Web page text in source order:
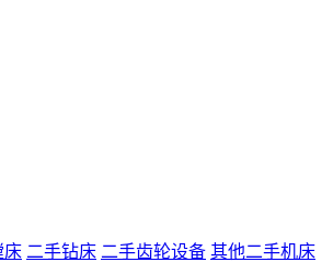
床 二手钻床 二手齿轮设备 其他二手机床